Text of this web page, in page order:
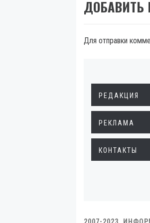
ДОБАВИТЬ
Для отправки
РЕДАКЦИЯ
РЕКЛАМА
КОНТАКТЫ